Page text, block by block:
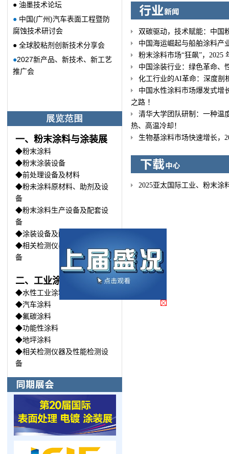
● 油墨技术论坛
● 中国(广州)汽车表面工程暨防
腐蚀技术研讨会
● 全球胶粘剂创新技术分享会
●2027新产品、新技术、新工艺
推广会
一、粉末涂料与涂装展
◆粉末涂料
◆粉末涂装设备
◆前处理设备及材料
◆粉未涂料原材料、助剂及设
备
◆粉末涂料生产设备及配套设
备
◆涂装设备及配套
◆相关检测仪器及性能检测设
备
二、工业涂料与涂装展
◆水性工业涂料
◆汽车涂料
◆氟碳涂料
◆功能性涂料
◆地坪涂料
◆相关检测仪器及性能检测设
备
双碳驱动，技术赋能：中国
中国海运崛起与船舶涂料产
粉末涂料市场“狂飙”，2025
中国涂装行业：绿色革命、
化工行业的AI革命：深度剖
中国水性涂料市场爆发式增
之路 ！
清华大学团队研制：一种温
热、高温冷却！
生物基涂料市场快速增长，
2025亚太国际工业、粉末涂